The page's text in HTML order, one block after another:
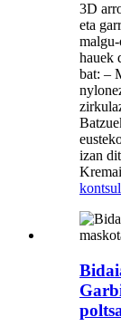
3D
eta
hauek
bat: –
izan